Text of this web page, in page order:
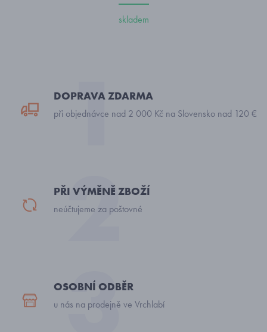
skladem
DOPRAVA ZDARMA
při objednávce nad 2 000 Kč na Slovensko nad 120 €
PŘI VÝMĚNĚ ZBOŽÍ
neúčtujeme za poštovné
OSOBNÍ ODBĚR
u nás na prodejně ve Vrchlabí